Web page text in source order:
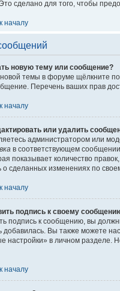
сделано для того, чтобы
началу
новую тему или сообщение?
темы в форуме щёлкните
Перечень ваших прав
началу
или удалить
администратором или
в соответствующем
показывает количество
о сделанных изменениях по
началу
подпись к своему
подпись к сообщению, вы
добавилась. Вы также можете
настройки» в личном разделе.
началу